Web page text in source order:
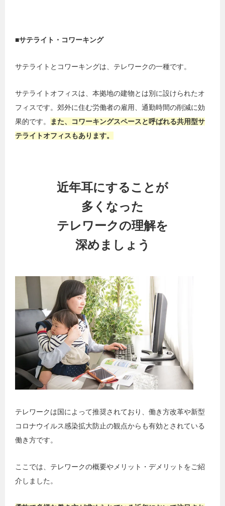
■サテライト・コワーキング
サテライトとコワーキングは、テレワークの一種です。
サテライトオフィスは、本拠地の建物とは別に設けられたオ
フィスです。郊外に住む労働者の雇用、通勤時間の削減に効
果的です。
また、コワーキングスペースと呼ばれる共用型サ
テライトオフィスもあります。
近年耳にすることが
多くなった
テレワークの理解を
深めましょう
テレワークは国によって推奨されており、働き方改革や新型
コロナウイルス感染拡大防止の観点からも有効とされている
働き方です。
ここでは、テレワークの概要やメリット・デメリットをご紹
介しました。